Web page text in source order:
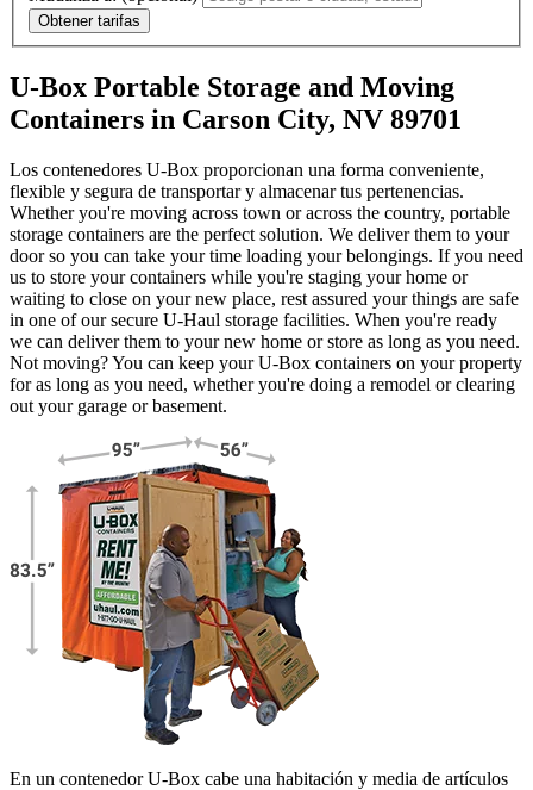
Obtener tarifas
U-Box Portable Storage and Moving
Containers in Carson City, NV 89701
Los contenedores U-Box proporcionan una forma conveniente,
flexible y segura de transportar y almacenar tus pertenencias.
Whether you're moving across town or across the country, portable
storage containers are the perfect solution. We deliver them to your
door so you can take your time loading your belongings. If you need
us to store your containers while you're staging your home or
waiting to close on your new place, rest assured your things are safe
in one of our secure U-Haul storage facilities. When you're ready
we can deliver them to your new home or store as long as you need.
Not moving? You can keep yourU-Box containers on your property
for as long as you need, whether you're doing a remodel or clearing
out your garage or basement.
En un contenedor U-Box cabe una habitación y media de artículos